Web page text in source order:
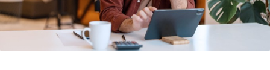
Brussels